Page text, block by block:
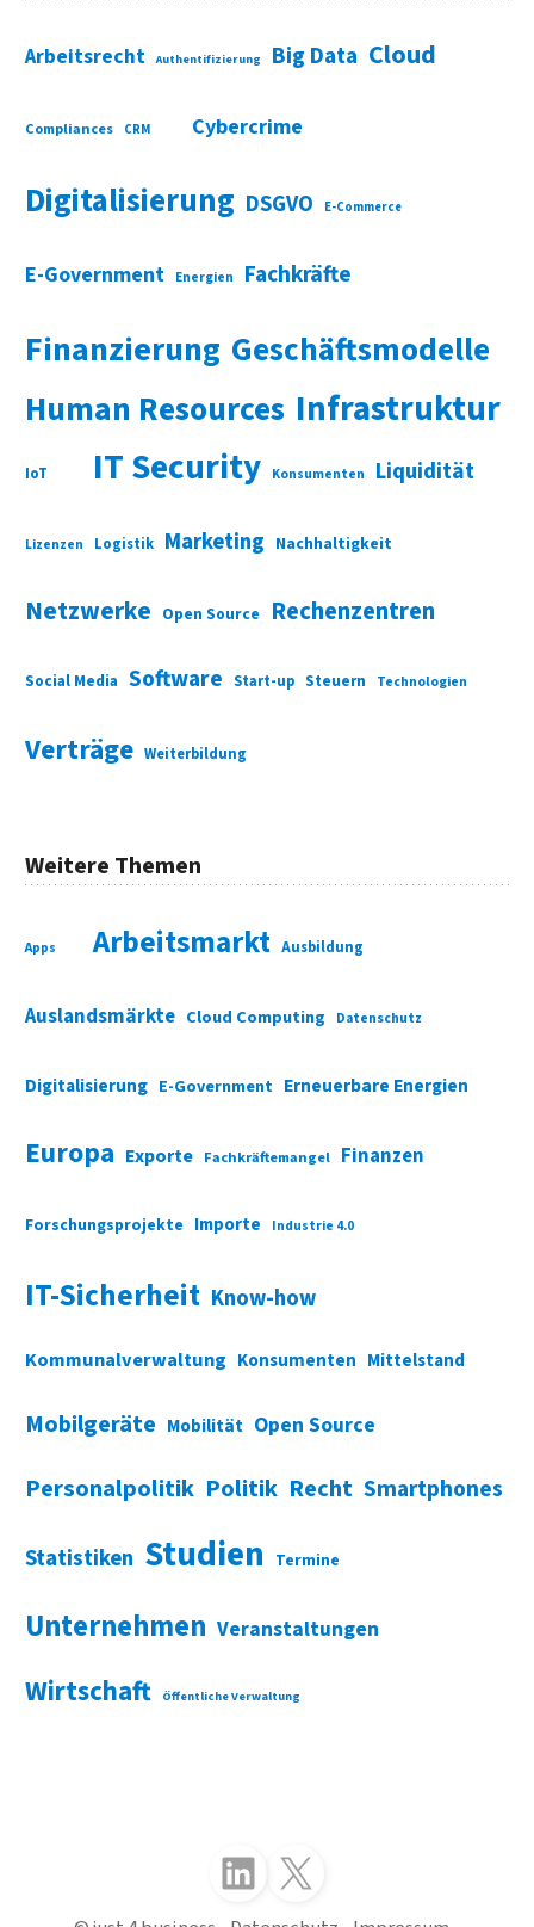
Arbeitsrecht Authentifizierung Big Data Cloud
Compliances CRM Cybercrime
Digitalisierung DSGVO E-Commerce
E-Government Energien Fachkräfte
Finanzierung Geschäftsmodelle
Human Resources Infrastruktur
IoT IT Security Konsumenten Liquidität
Lizenzen Logistik Marketing Nachhaltigkeit
Netzwerke Open Source Rechenzentren
Social Media Software Start-up Steuern Technologien
Verträge Weiterbildung
Weitere Themen
Apps Arbeitsmarkt Ausbildung
Auslandsmärkte Cloud Computing Datenschutz
Digitalisierung E-Government Erneuerbare Energien
Europa Exporte Fachkräftemangel Finanzen
Forschungsprojekte Importe Industrie 4.0
IT-Sicherheit Know-how
Kommunalverwaltung Konsumenten Mittelstand
Mobilgeräte Mobilität Open Source
Personalpolitik Politik Recht Smartphones
Statistiken Studien Termine
Unternehmen Veranstaltungen
Wirtschaft Öffentliche Verwaltung
Folgen Sie uns auf LinkedInFolgen Sie uns auf X (Twitter)